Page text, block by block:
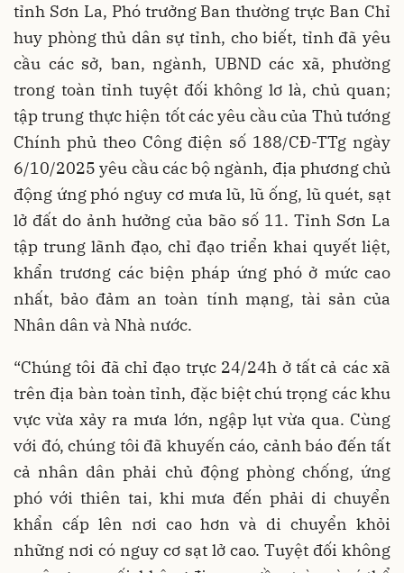
tỉnh Sơn La, Phó trưởng Ban thường trực Ban Chỉ
huy phòng thủ dân sự tỉnh, cho biết, tỉnh đã yêu
cầu các sở, ban, ngành, UBND các xã, phường
trong toàn tỉnh tuyệt đối không lơ là, chủ quan;
tập trung thực hiện tốt các yêu cầu của Thủ tướng
Chính phủ theo Công điện số 188/CĐ-TTg ngày
6/10/2025 yêu cầu các bộ ngành, địa phương chủ
động ứng phó nguy cơ mưa lũ, lũ ống, lũ quét, sạt
lở đất do ảnh hưởng của bão số 11. Tỉnh Sơn La
tập trung lãnh đạo, chỉ đạo triển khai quyết liệt,
khẩn trương các biện pháp ứng phó ở mức cao
nhất, bảo đảm an toàn tính mạng, tài sản của
Nhân dân và Nhà nước.
“Chúng tôi đã chỉ đạo trực 24/24h ở tất cả các xã
trên địa bàn toàn tỉnh, đặc biệt chú trọng các khu
vực vừa xảy ra mưa lớn, ngập lụt vừa qua. Cùng
với đó, chúng tôi đã khuyến cáo, cảnh báo đến tất
cả nhân dân phải chủ động phòng chống, ứng
phó với thiên tai, khi mưa đến phải di chuyển
khẩn cấp lên nơi cao hơn và di chuyển khỏi
những nơi có nguy cơ sạt lở cao. Tuyệt đối không